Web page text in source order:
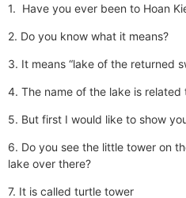
1. Have you ever been to Hoan
2. Do you know what it means?
3. It means “lake of the returned
4. The name of the lake is related
5. But first I would like to show
6. Do you see the little tower on
lake over there?
7. It is called turtle tower